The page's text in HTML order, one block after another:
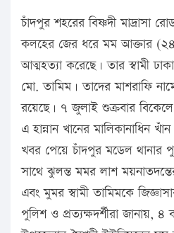
চাঁদপুর শহরের বিষ্ণদী মাদ্রাসা
কলহের জের ধরে মম আক্তার
আত্মহত্যা করেছে। তার স্বামী
মো. তামিম। তাদের মাশরাফি
রয়েছে। ৭ জুলাই শুক্রবার
এ হান্নান খানের মালিকানাধিন
খবর পেয়ে চাঁদপুর মডেল থানার
সাথে ঝুলন্ত মমর লাশ
এবং মুমর স্বামী তামিমকে
পুলিশ ও প্রত্যক্ষদর্শীরা জানায়,